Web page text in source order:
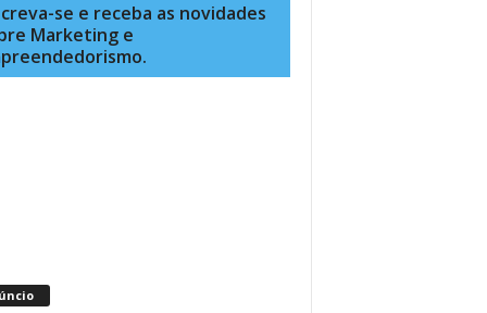
se e receba as novidades
Marketing e